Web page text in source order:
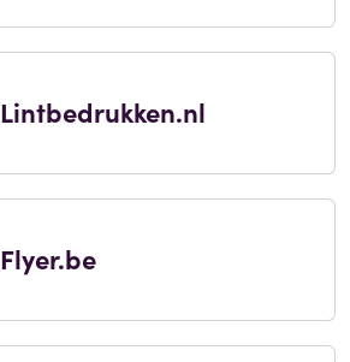
Lintbedrukken.nl
Flyer.be